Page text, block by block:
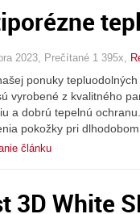
2023, Prečítané 1 395x,
ponuky
vyrobené z kvalitného
a dobrú tepelnú
pokožky pri
článku
3D White